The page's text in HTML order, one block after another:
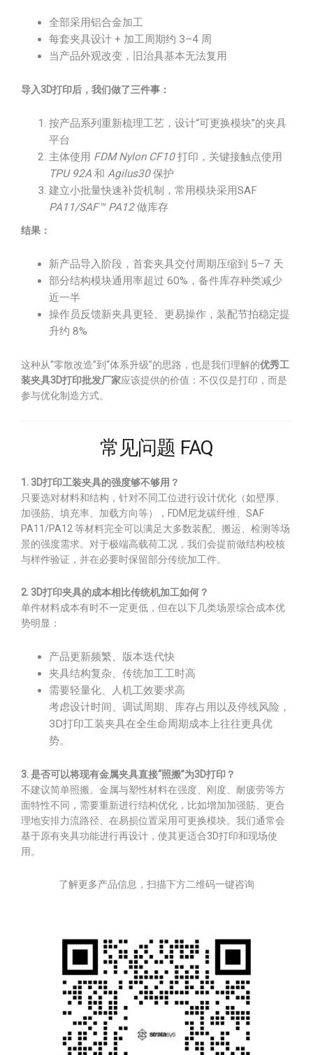
全部采用铝合金加工
每套夹具设计 + 加工周期约 3–4 周
当产品外观改变，旧治具基本无法复用
导入3D打印后，我们做了三件事：
按产品系列重新梳理工艺，设计“可更换模块”的夹具
平台
主体使用 FDM Nylon CF10打印，关键接触点使用
TPU 92A 和 Agilus30保护
建立小批量快速补货机制，常用模块采用SAF
PA11/SAF™ PA12做库存
结果：
新产品导入阶段，首套夹具交付周期压缩到 5–7 天
部分结构模块通用率超过 60%，备件库存种类减少
近一半
操作员反馈新夹具更轻、更易操作，装配节拍稳定提
升约 8%
这种从“零散改造”到“体系升级”的思路，也是我们理解的优秀工
装夹具3D打印批发厂家应该提供的价值：不仅仅是打印，而是
参与优化制造方式。
常见问题 FAQ
1. 3D打印工装夹具的强度够不够用？
只要选对材料和结构，针对不同工位进行设计优化（如壁厚、
加强筋、填充率、加载方向等），FDM尼龙碳纤维、SAF
PA11/PA12 等材料完全可以满足大多数装配、搬运、检测等场
景的强度需求。对于极端高载荷工况，我们会提前做结构校核
与样件验证，并在必要时保留部分传统加工件。
2. 3D打印夹具的成本相比传统机加工如何？
单件材料成本有时不一定更低，但在以下几类场景综合成本优
势明显：
产品更新频繁、版本迭代快
夹具结构复杂、传统加工工时高
需要轻量化、人机工效要求高
考虑设计时间、调试周期、库存占用以及停线风险，
3D打印工装夹具在全生命周期成本上往往更具优
势。
3. 是否可以将现有金属夹具直接“照搬”为3D打印？
不建议简单照搬。金属与塑性材料在强度、刚度、耐疲劳等方
面特性不同，需要重新进行结构优化，比如增加加强筋、更合
理地安排力流路径、在易损位置采用可更换模块。我们通常会
基于原有夹具功能进行再设计，使其更适合3D打印和现场使
用。
了解更多产品信息，扫描下方二维码一键咨询